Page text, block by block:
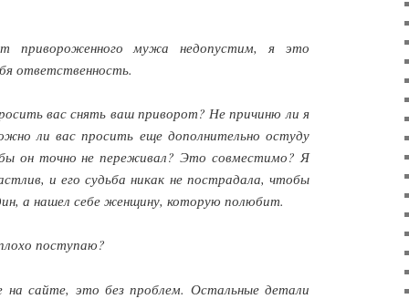
привороженного мужа недопустим, я это
ответственность.
вас снять ваш приворот? Не причиню ли я
ли вас просить еще дополнительно остуду
он точно не переживал? Это совместимо? Я
и его судьба никак не пострадала, чтобы
а нашел себе женщину, которую полюбит.
поступаю?
на сайте, это без проблем. Остальные детали